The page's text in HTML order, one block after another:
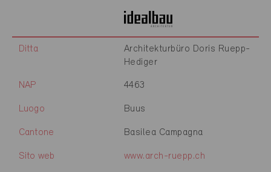
Ditta
Architekturbüro Doris Ruepp-
Hediger
NAP 4463
Luogo Buus
Cantone Basilea Campagna
Sito web www.arch-ruepp.ch